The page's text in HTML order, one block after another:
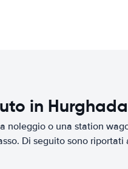
in Hurghada
noleggio o una station
Di seguito sono